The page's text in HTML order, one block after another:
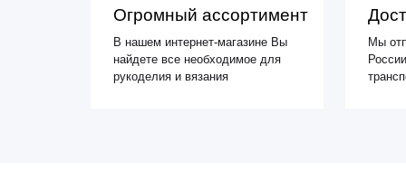
Огромный ассортимент
В нашем интернет-магазине Вы
найдете все необходимое для
рукоделия и вязания
Мы